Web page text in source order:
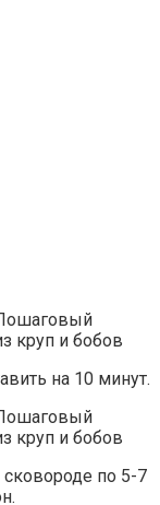
на 10 минут.
по 5-7